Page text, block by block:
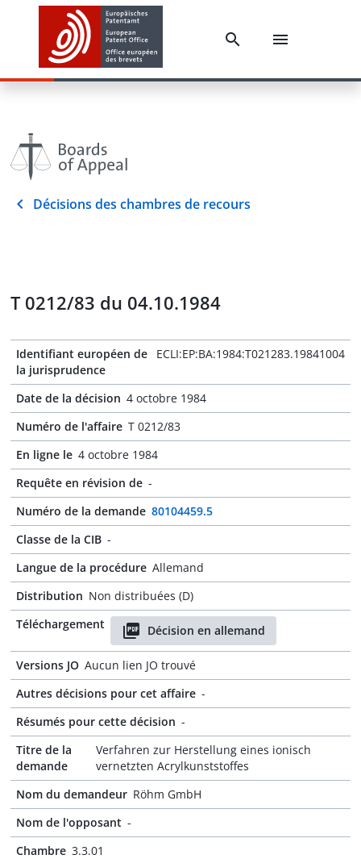
Décisions des chambres de recours
T 0212/83 du 04.10.1984
Identifiant européen de
la jurisprudence
ECLI:EP:BA:1984:T021283.19841004
Date de la décision 4 octobre 1984
Numéro de l'affaire T 0212/83
En ligne le 4 octobre 1984
Requête en révision de -
Numéro de la demande 80104459.5
Classe de la CIB -
Langue de la procédure Allemand
Distribution Non distribuées (D)
Téléchargement
Décision en allemand
Versions JO Aucun lien JO trouvé
Autres décisions pour cet affaire -
Résumés pour cette décision -
Titre de la
demande
Verfahren zur Herstellung eines ionisch
vernetzten Acrylkunststoffes
Nom du demandeur Röhm GmbH
Nom de l'opposant -
Chambre 3.3.01